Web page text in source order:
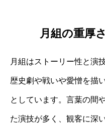
月組の重厚
月組はストーリー性と演
歴史劇や戦いや愛憎を描
としています。言葉の間
た演技が多く、観客に深